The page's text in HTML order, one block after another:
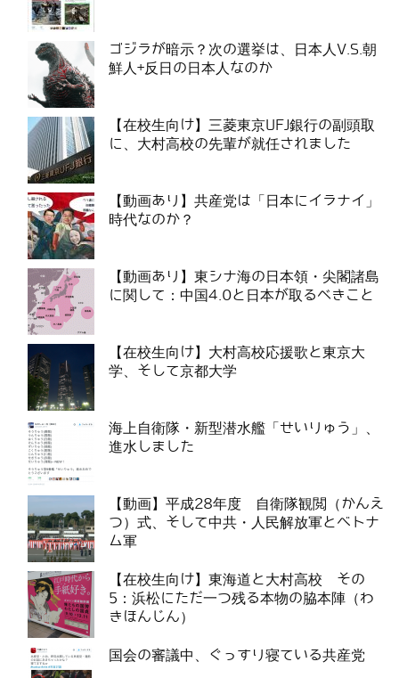
ゴジラが暗示？次の選挙は、日本人V.S.朝
鮮人+反日の日本人なのか
【在校生向け】三菱東京UFJ銀行の副頭取
に、大村高校の先輩が就任されました
【動画あり】共産党は「日本にイラナイ」
時代なのか？
【動画あり】東シナ海の日本領・尖閣諸島
に関して：中国4.0と日本が取るべきこと
【在校生向け】大村高校応援歌と東京大
学、そして京都大学
海上自衛隊・新型潜水艦「せいりゅう」、
進水しました
【動画】平成28年度 自衛隊観閲（かんえ
つ）式、そして中共・人民解放軍とベトナ
ム軍
【在校生向け】東海道と大村高校 その
5：浜松にただ一つ残る本物の脇本陣（わ
きほんじん）
国会の審議中、ぐっすり寝ている共産党